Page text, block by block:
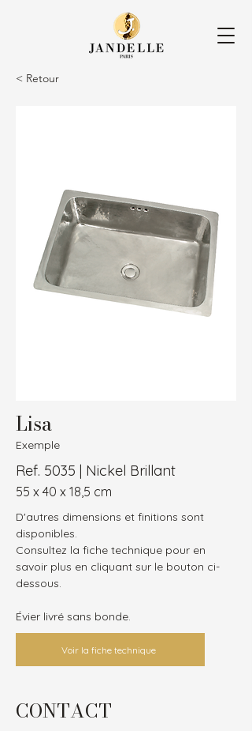
< Retour
Lisa
Exemple
Ref. 5035 | Nickel Brillant
55 x 40 x 18,5 cm
D'autres dimensions et finitions sont
disponibles.
Consultez la fiche technique pour en
savoir plus en cliquant sur le bouton ci-
dessous.
Évier livré sans bonde.
Voir la fiche technique
CONTACT